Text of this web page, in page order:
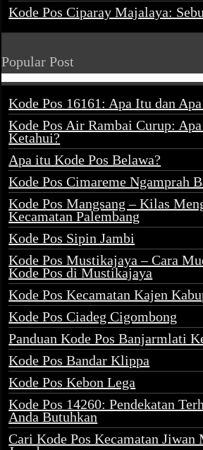
Kode Pos Ciparay Majalaya:
Popular Post
Kode Pos 16161: Apa Itu dan
Kode Pos Air Rambai Curup:
Ketahui?
Apa itu Kode Pos Belawa?
Kode Pos Cimareme Ngamprah
Kode Pos Mangsang – Kilas
Kecamatan Palembang
Kode Pos Sipin Jambi
Kode Pos Mustikajaya – Cara
Kode Pos di Mustikajaya
Kode Pos Kecamatan Kajen
Kode Pos Ciadeg Cigombong
Panduan Kode Pos Banjarmlati
Kode Pos Bandar Klippa
Kode Pos Kebon Lega
Kode Pos 14260: Pendekatan
Anda Butuhkan
Cari Kode Pos Kecamatan Jiwan